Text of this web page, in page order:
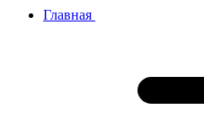
Главная